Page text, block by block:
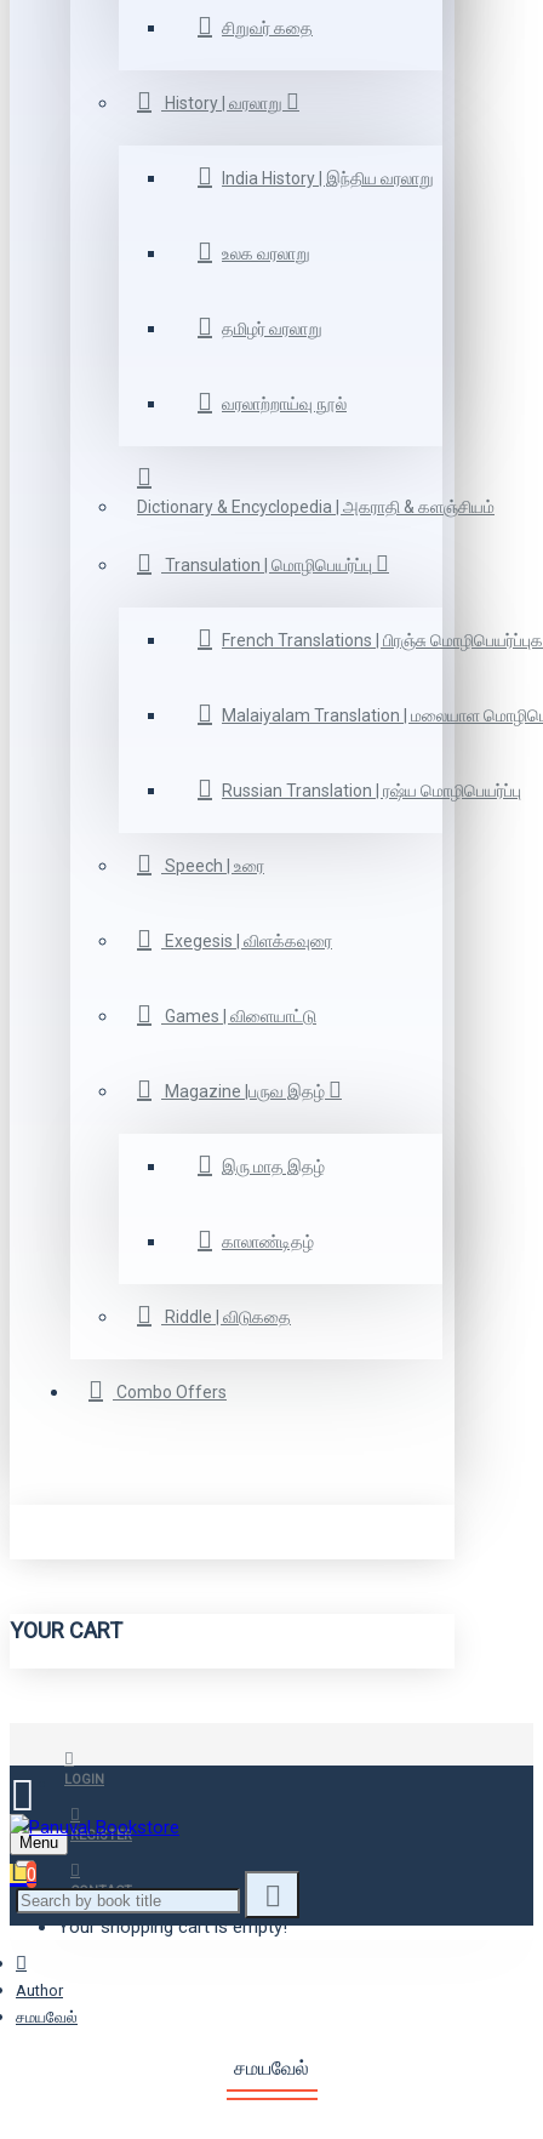
சிறுவர் கதை
History | வரலாறு
India History | இந்திய வரலாறு
உலக வரலாறு
தமிழர் வரலாறு
வரலாற்றாய்வு நூல்
Dictionary & Encyclopedia | அகராதி & களஞ்சியம்
Transulation | மொழிபெயர்ப்பு
French Translations | பிரஞ்சு
Malaiyalam Translation | மலையாள
Russian Translation | ரஷ்ய மொழிபெயர்ப்பு
Speech | உரை
Exegesis | விளக்கவுரை
Games | விளையாட்டு
Magazine |பருவ இதழ்
இரு மாத இதழ்
காலாண்டிதழ்
Riddle | விடுகதை
Combo Offers
YOUR CART
LOGIN
REGISTER
CONTACT
Menu
0
Your shopping cart is empty!
Author
சமயவேல்
சமயவேல்